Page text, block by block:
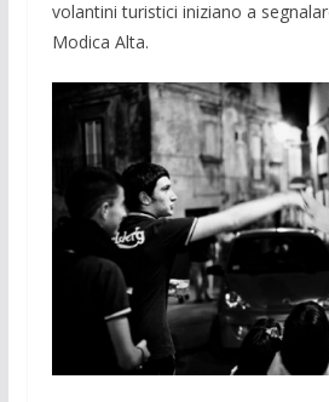
volantini turistici iniziano a
Modica Alta.